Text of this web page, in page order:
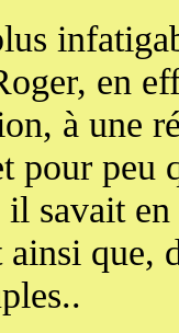
en
à une
pour peu
savait
ainsi